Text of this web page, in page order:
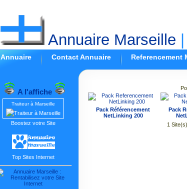
Annuaire Marseille
Annuaire Contact Annuaire Referencement
A l'affiche
Traiteur à Marseille
Boostez votre Site
Top Sites Internet
Pack Référencement
NetLinking 200
Pack
1